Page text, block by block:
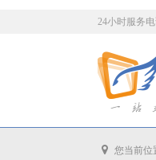
24小时服务电
您当前位